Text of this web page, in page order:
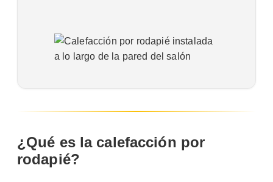
¿Qué es la calefacción por
rodapié?